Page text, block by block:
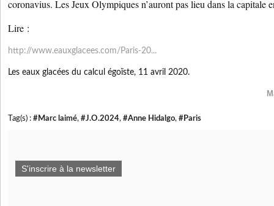
coronavius. Les Jeux Olympiques n’auront pas lieu dans la capitale
Lire :
http://www.eauxglacees.com/Paris-20...
Les eaux glacées du calcul égoïste, 11 avril 2020.
Tag(s) : #Marc laimé, #J.O.2024, #Anne Hidalgo, #Paris
S'inscrire à la newsletter